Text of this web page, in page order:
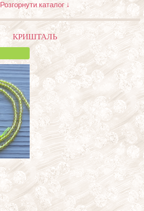
Розгорнути каталог ↓
КРИШТАЛЬ